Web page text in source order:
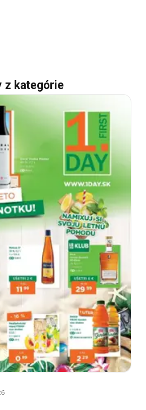
z kategórie